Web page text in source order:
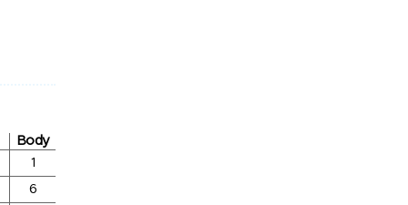
Body
1
6